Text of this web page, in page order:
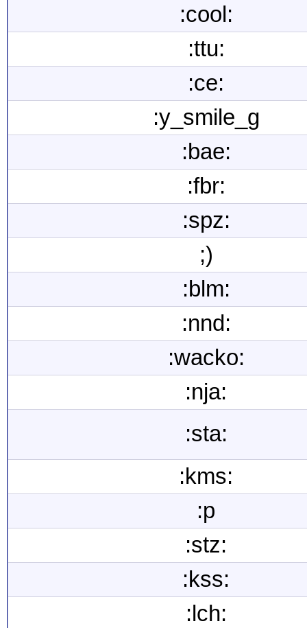
:cool:
:ttu:
:ce:
:y_smile_g
:bae:
:fbr:
:spz:
;)
:blm:
:nnd:
:wacko:
:nja:
:sta:
:kms:
:p
:stz:
:kss:
:lch: